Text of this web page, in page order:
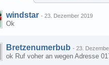
windstar - 23. Dezember 2019
Ok
Bretzenumerbub - 23.
ok Ruf voher an wegen Adresse